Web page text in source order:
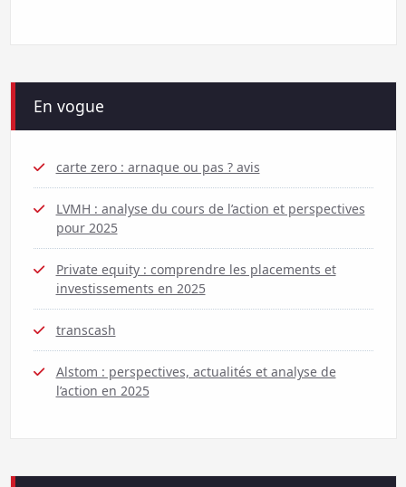
En vogue
carte zero : arnaque ou pas ? avis
LVMH : analyse du cours de l’action et perspectives
pour 2025
Private equity : comprendre les placements et
investissements en 2025
transcash
Alstom : perspectives, actualités et analyse de
l’action en 2025